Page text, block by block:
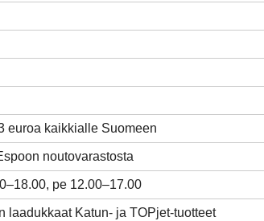
euroa kaikkialle Suomeen
noutovarastosta
pe 12.00–17.00
laadukkaat Katun- ja TOPjet-tuotteet